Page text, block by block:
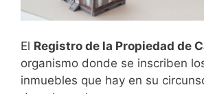
El Registro de la Propiedad de
organismo donde se inscriben
inmuebles que hay en su